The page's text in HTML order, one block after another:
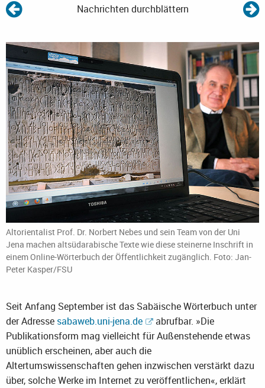
Nachrichten durchblättern
Altorientalist Prof. Dr. Norbert Nebes und sein Team von der Uni
Jena machen altsüdarabische Texte wie diese steinerne Inschrift in
einem Online-Wörterbuch der Öffentlichkeit zugänglich. Foto: Jan-
Peter Kasper/FSU
Seit Anfang September ist das Sabäische Wörterbuch unter
der Adresse sabaweb.uni-jena.de
abrufbar. »Die
Publikationsform mag vielleicht für Außenstehende etwas
unüblich erscheinen, aber auch die
Altertumswissenschaften gehen inzwischen verstärkt dazu
über, solche Werke im Internet zu veröffentlichen«, erklärt